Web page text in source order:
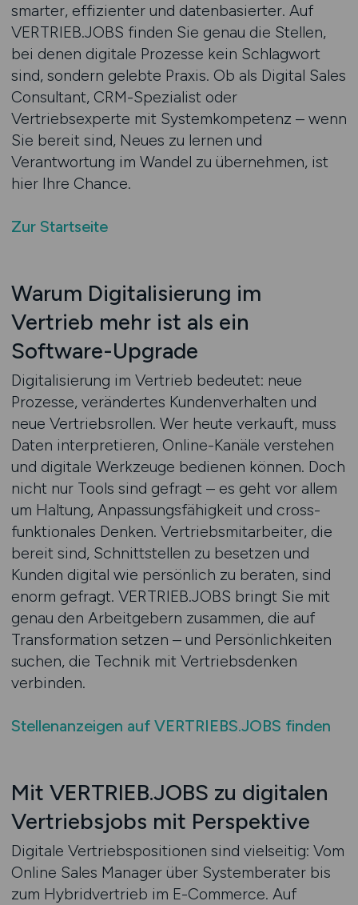
smarter, effizienter und datenbasierter. Auf
VERTRIEB.JOBS finden Sie genau die Stellen,
bei denen digitale Prozesse kein Schlagwort
sind, sondern gelebte Praxis. Ob als Digital Sales
Consultant, CRM-Spezialist oder
Vertriebsexperte mit Systemkompetenz – wenn
Sie bereit sind, Neues zu lernen und
Verantwortung im Wandel zu übernehmen, ist
hier Ihre Chance.
Zur Startseite
Warum Digitalisierung im
Vertrieb mehr ist als ein
Software-Upgrade
Digitalisierung im Vertrieb bedeutet: neue
Prozesse, verändertes Kundenverhalten und
neue Vertriebsrollen. Wer heute verkauft, muss
Daten interpretieren, Online-Kanäle verstehen
und digitale Werkzeuge bedienen können. Doch
nicht nur Tools sind gefragt – es geht vor allem
um Haltung, Anpassungsfähigkeit und cross-
funktionales Denken. Vertriebsmitarbeiter, die
bereit sind, Schnittstellen zu besetzen und
Kunden digital wie persönlich zu beraten, sind
enorm gefragt. VERTRIEB.JOBS bringt Sie mit
genau den Arbeitgebern zusammen, die auf
Transformation setzen – und Persönlichkeiten
suchen, die Technik mit Vertriebsdenken
verbinden.
Stellenanzeigen auf VERTRIEBS.JOBS finden
Mit VERTRIEB.JOBS zu digitalen
Vertriebsjobs mit Perspektive
Digitale Vertriebspositionen sind vielseitig: Vom
Online Sales Manager über Systemberater bis
zum Hybridvertrieb im E-Commerce. Auf